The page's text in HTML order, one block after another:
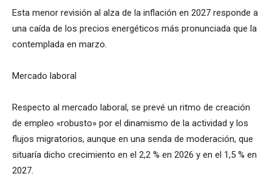
Esta menor revisión al alza de la inflación en 2027 responde a
una caída de los precios energéticos más pronunciada que la
contemplada en marzo.
Mercado laboral
Respecto al mercado laboral, se prevé un ritmo de creación
de empleo «robusto» por el dinamismo de la actividad y los
flujos migratorios, aunque en una senda de moderación, que
situaría dicho crecimiento en el 2,2 % en 2026 y en el 1,5 % en
2027.